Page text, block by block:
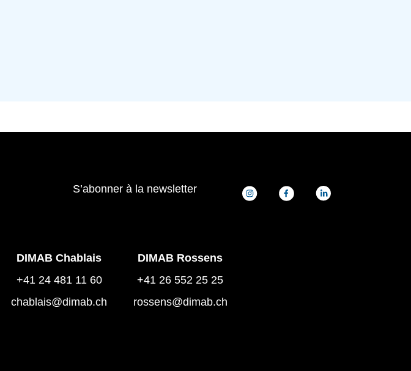
S’abonner à la newsletter
DIMAB Chablais
+41 24 481 11 60
chablais@dimab.ch
DIMAB Rossens
+41 26 552 25 25
rossens@dimab.ch